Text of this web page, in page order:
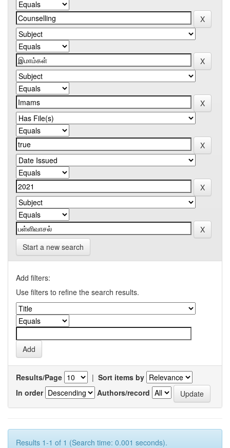
Start a new search
Add filters:
Use filters to refine the search results.
Results/Page | Sort items by
In order
Authors/record
Results 1-1 of 1 (Search time: 0.001 seconds).